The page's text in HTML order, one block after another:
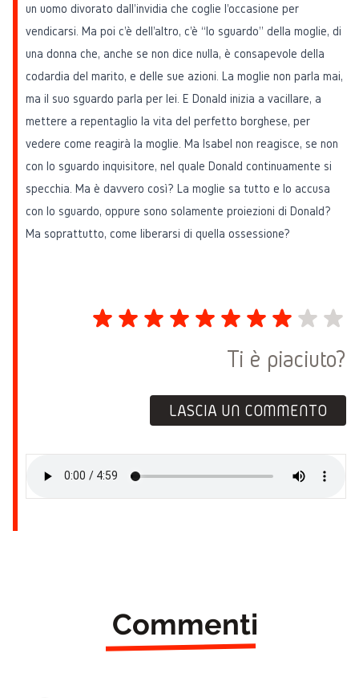
Ti è piaciuto?
LASCIA UN COMMENTO
un uomo divorato dall'invidia che coglie l'occasione per
vendicarsi. Ma poi c'è dell'altro, c'è “lo sguardo” della moglie, di
una donna che, anche se non dice nulla, è consapevole della
codardia del marito, e delle sue azioni. La moglie non parla mai,
ma il suo sguardo parla per lei. E Donald inizia a vacillare, a
mettere a repentaglio la vita del perfetto borghese, per
vedere come reagirà la moglie. Ma Isabel non reagisce, se non
con lo sguardo inquisitore, nel quale Donald continuamente si
specchia. Ma è davvero così? La moglie sa tutto e lo accusa
con lo sguardo, oppure sono solamente proiezioni di Donald?
Ma soprattutto, come liberarsi di quella ossessione?
Commenti